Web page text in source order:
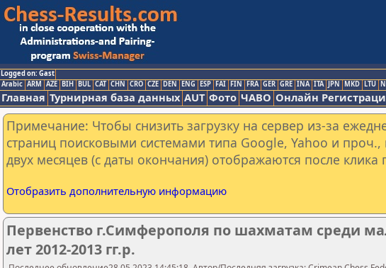
Logged on: Gast
Arabic ARM AZE BIH BUL CAT CHN CRO CZE DEN ENG ESP FAI FIN FRA GER GRE INA ITA JPN MKD LTU
Главная Турнирная база данных AUT Фото ЧАВО Онлайн
Примечание: Чтобы снизить загрузку на сервер из-за
страниц поисковыми системами типа Google, Yahoo и
двух месяцев (с даты окончания) отображаются после клика
Отобразить дополнительную информацию
Первенство г.Симферополя по шахматам среди
лет 2012-2013 гг.р.